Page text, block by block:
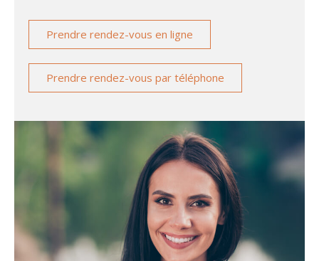
Prendre rendez-vous en ligne
Prendre rendez-vous par téléphone